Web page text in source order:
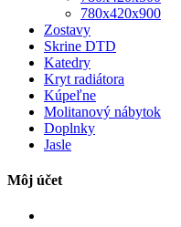
780x420x900
Zostavy
Skrine DTD
Katedry
Kryt radiátora
Kúpeľne
Molitanový nábytok
Doplnky
Jasle
Môj účet